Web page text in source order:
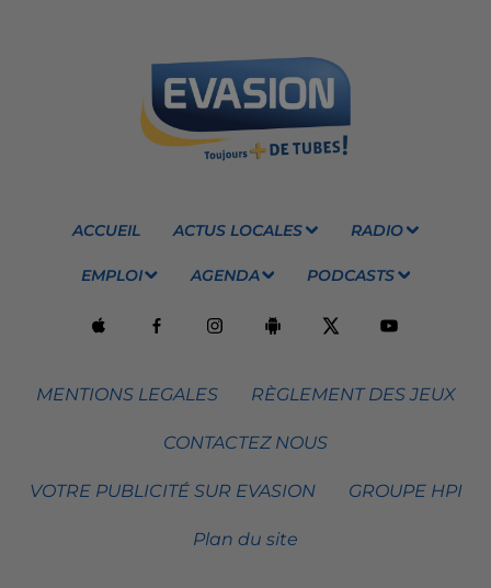
ACCUEIL ACTUS LOCALES RADIO
EMPLOI AGENDA PODCASTS
MENTIONS LEGALES RÈGLEMENT DES JEUX
CONTACTEZ NOUS
VOTRE PUBLICITÉ SUR EVASION GROUPE HPI
Plan du site